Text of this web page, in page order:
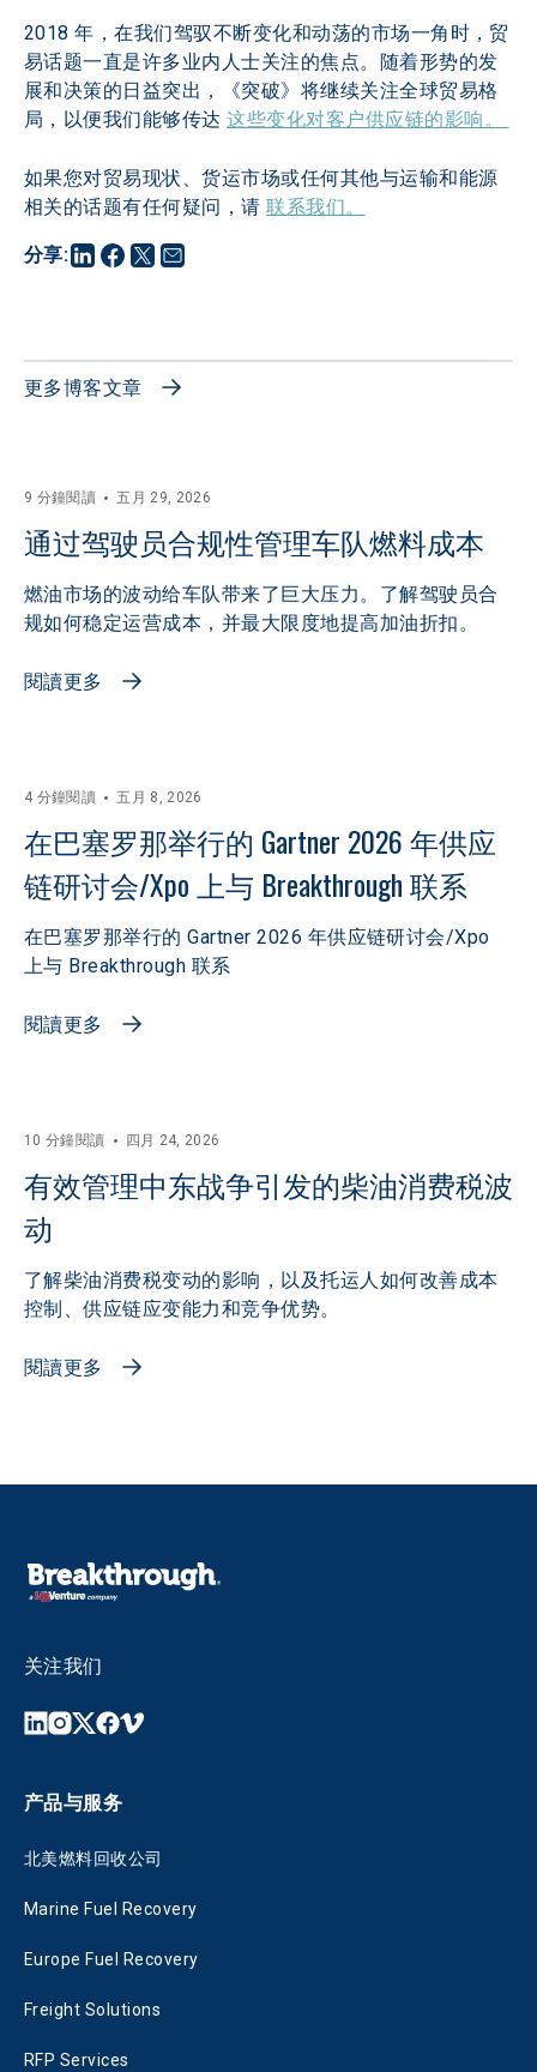
分享:
2018 年，在我们驾驭不断变化和动荡的市场一角时，贸
易话题一直是许多业内人士关注的焦点。随着形势的发
展和决策的日益突出，《突破》将继续关注全球贸易格
局，以便我们能够传达 这些变化对客户供应链的影响。
如果您对贸易现状、货运市场或任何其他与运输和能源
相关的话题有任何疑问，请 联系我们。
更多博客文章
9 分鐘閱讀 五月 29, 2026
通过驾驶员合规性管理车队燃料成本
燃油市场的波动给车队带来了巨大压力。了解驾驶员合
规如何稳定运营成本，并最大限度地提高加油折扣。
閱讀更多
4 分鐘閱讀 五月 8, 2026
在巴塞罗那举行的 Gartner 2026 年供应
链研讨会/Xpo 上与 Breakthrough 联系
在巴塞罗那举行的 Gartner 2026 年供应链研讨会/Xpo
上与 Breakthrough 联系
閱讀更多
10 分鐘閱讀 四月 24, 2026
有效管理中东战争引发的柴油消费税波
动
了解柴油消费税变动的影响，以及托运人如何改善成本
控制、供应链应变能力和竞争优势。
閱讀更多
关注我们
产品与服务
北美燃料回收公司
Marine Fuel Recovery
Europe Fuel Recovery
Freight Solutions
RFP Services